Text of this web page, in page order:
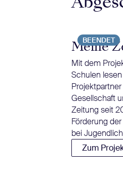
BEENDET
Meine
Mit dem
Schulen
Gesellschaft
Zeitung seit
Förderung
bei
Zum